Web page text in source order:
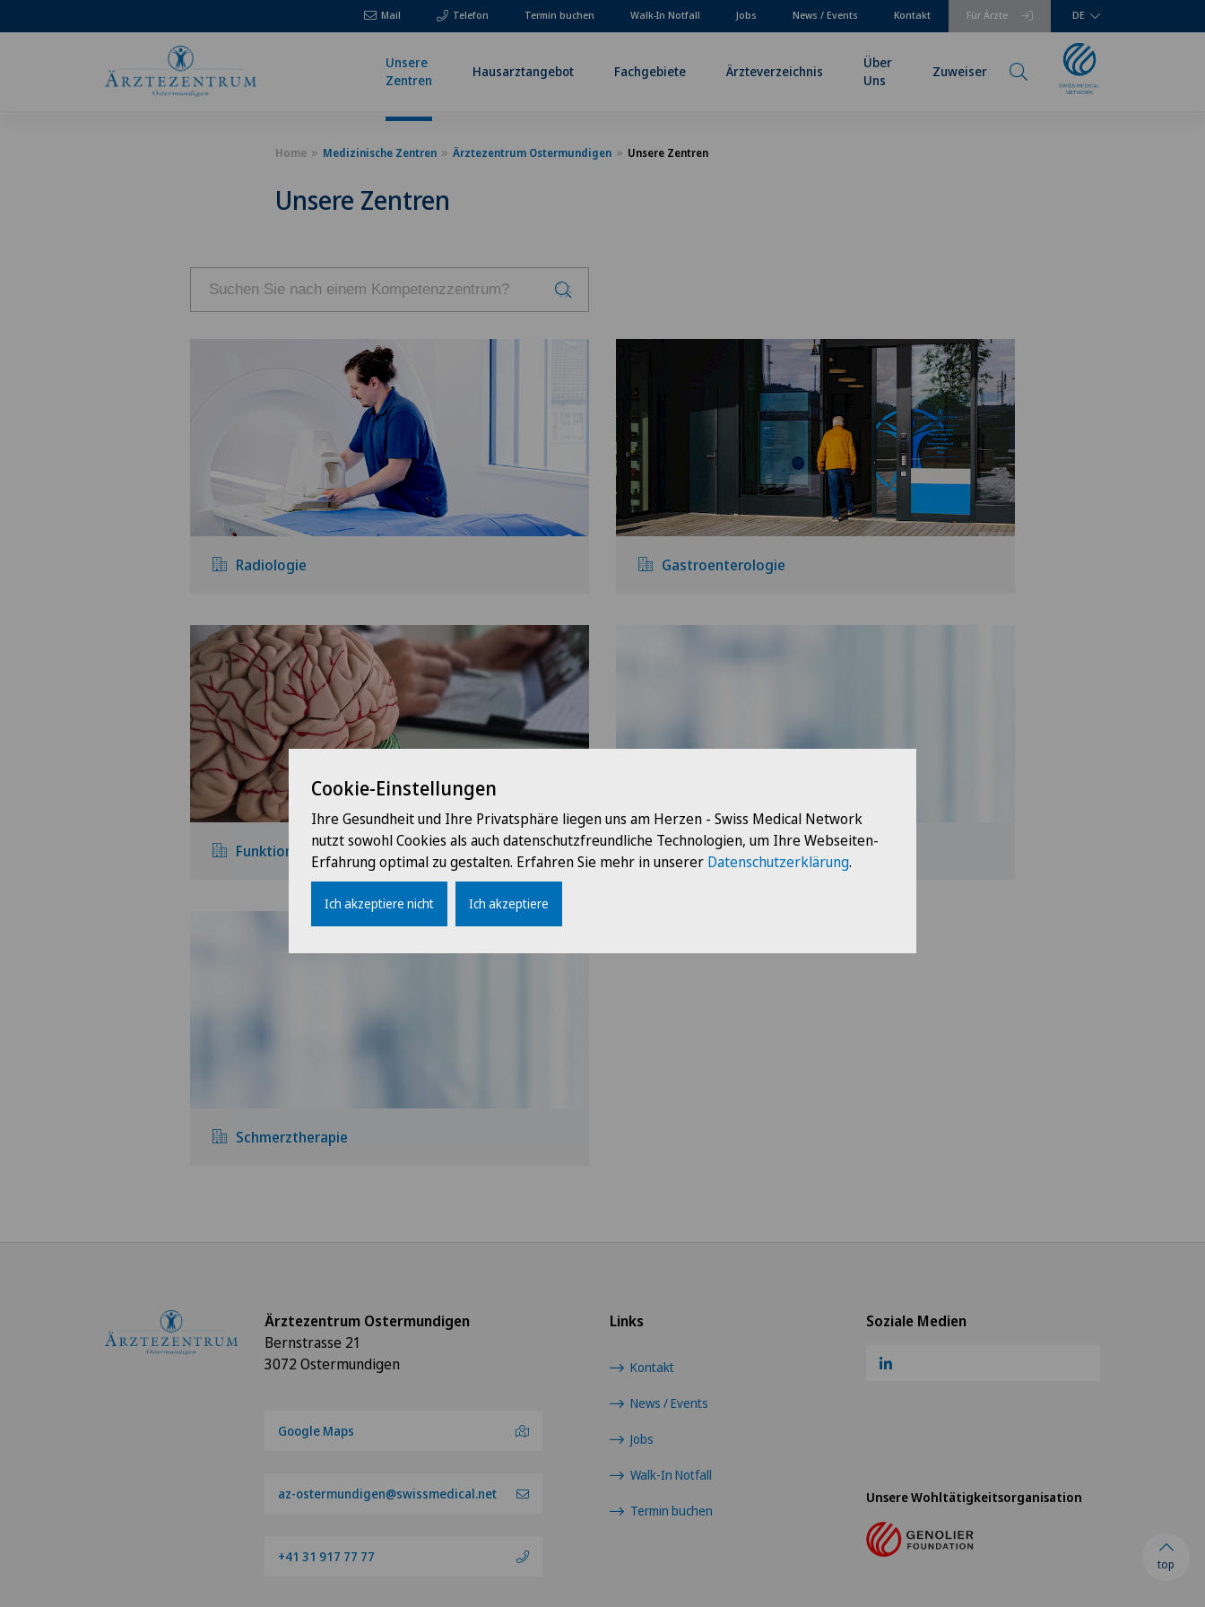
Mail Telefon Für Ärzte
Termin buchen Walk-In Notfall Jobs News / Events Kontakt DE
Unsere
Zentren
Hausarztangebot Fachgebiete Ärzteverzeichnis
Über
Uns
Zuweiser
Home Medizinische Zentren Ärztezentrum Ostermundigen Unsere Zentren
Unsere Zentren
Radiologie Gastroenterologie
Funktionelle Neurochirurgie Physiotherapie
Schmerztherapie
Soziale Medien
Links
Kontakt
News / Events
Jobs
Walk-In Notfall
Termin buchen
Ärztezentrum Ostermundigen
Bernstrasse 21
3072 Ostermundigen
Google Maps
az-ostermundigen@swissmedical.net
+41 31 917 77 77
Unsere Wohltätigkeitsorganisation
top
Cookie-Einstellungen
Ihre Gesundheit und Ihre Privatsphäre liegen uns am Herzen - Swiss Medical Network
nutzt sowohl Cookies als auch datenschutzfreundliche Technologien, um Ihre Webseiten-
Erfahrung optimal zu gestalten. Erfahren Sie mehr in unserer Datenschutzerklärung.
Ich akzeptiere nicht Ich akzeptiere